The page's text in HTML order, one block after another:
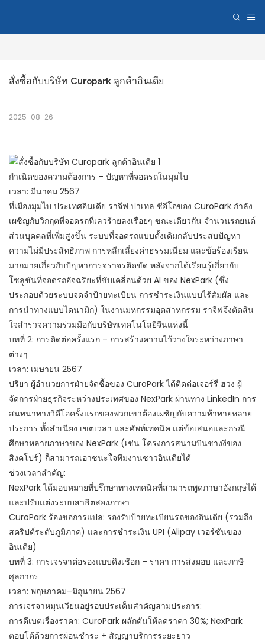
สั่งซื้อกับบริษัท Curopark ลูกค้าอินเดีย
2025-08-26
กำเนิดของความต้องการ – ปัญหาที่จอดรถในมุมไบ
เวลา: มีนาคม 2567
ที่เมืองมุมไบ ประเทศอินเดีย ราจีฟ ปาเทล ซีอีโอของ CuroPark กำลัง
เผชิญกับวิกฤตที่จอดรถที่เลวร้ายลงเรื่อยๆ ขณะเดียวกัน จำนวนรถยนต์
ส่วนบุคคลที่เพิ่มสูงขึ้น ระบบที่จอดรถแบบดั้งเดิมกลับประสบปัญหา
ความไม่มีประสิทธิภาพ การหลีกเลี่ยงค่าธรรมเนียม และข้อร้องเรียน
มากมายเกี่ยวกับปัญหาการจราจรติดขัด หลังจากได้เรียนรู้เกี่ยวกับ
โซลูชันที่จอดรถอัจฉริยะที่ขับเคลื่อนด้วย AI ของ NexPark (ซึ่ง
ประกอบด้วยระบบจดจำป้ายทะเบียน การชำระเงินแบบไร้สัมผัส และ
การนำทางแบบไดนามิก) ในงานมหกรรมอุตสาหกรรม ราจีฟจึงตัดสิน
ใจสำรวจความร่วมมือกับบริษัทเทคโนโลยีจีนแห่งนี้
บทที่ 2: การติดต่อครั้งแรก – การสร้างความไว้วางใจระหว่างภาษา
ต่างๆ
เวลา: เมษายน 2567
ปริยา ผู้อำนวยการฝ่ายจัดซื้อของ CuroPark ได้ติดต่อเจอร์รี่ ฮวง ผู้
จัดการฝ่ายธุรกิจระหว่างประเทศของ NexPark ผ่านทาง LinkedIn การ
สนทนาทางวิดีโอครั้งแรกของพวกเขาต้องเผชิญกับความท้าทายหลาย
ประการ ทั้งสำเนียง เขตเวลา และศัพท์เทคนิค แต่ข้อเสนอและกรณี
ศึกษาหลายภาษาของ NexPark (เช่น โครงการสนามบินชางงีของ
สิงคโปร์) ก็สามารถเอาชนะใจทีมงานชาวอินเดียได้
ช่วงเวลาสำคัญ:
NexPark ได้มอบหมายที่ปรึกษาทางเทคนิคที่สามารถพูดภาษาอังกฤษได้
และปรับแต่งระบบสาธิตสองภาษา
CuroPark ร้องขอการแปล: รองรับป้ายทะเบียนรถของอินเดีย (รวมถึง
สคริปต์ระดับภูมิภาค) และการชำระเงิน UPI (Alipay เวอร์ชันของ
อินเดีย)
บทที่ 3: การเจรจาต่อรองแบบดึงเชือก – ราคา การส่งมอบ และภาษี
ศุลกากร
เวลา: พฤษภาคม–มิถุนายน 2567
การเจรจาหมุนเวียนอยู่รอบประเด็นสำคัญสามประการ:
การดีเบตเรื่องราคา: CuroPark ผลักดันให้ลดราคา 30%; NexPark
ตอบโต้ด้วยการผ่อนชำระ + สัญญาบริการระยะยาว